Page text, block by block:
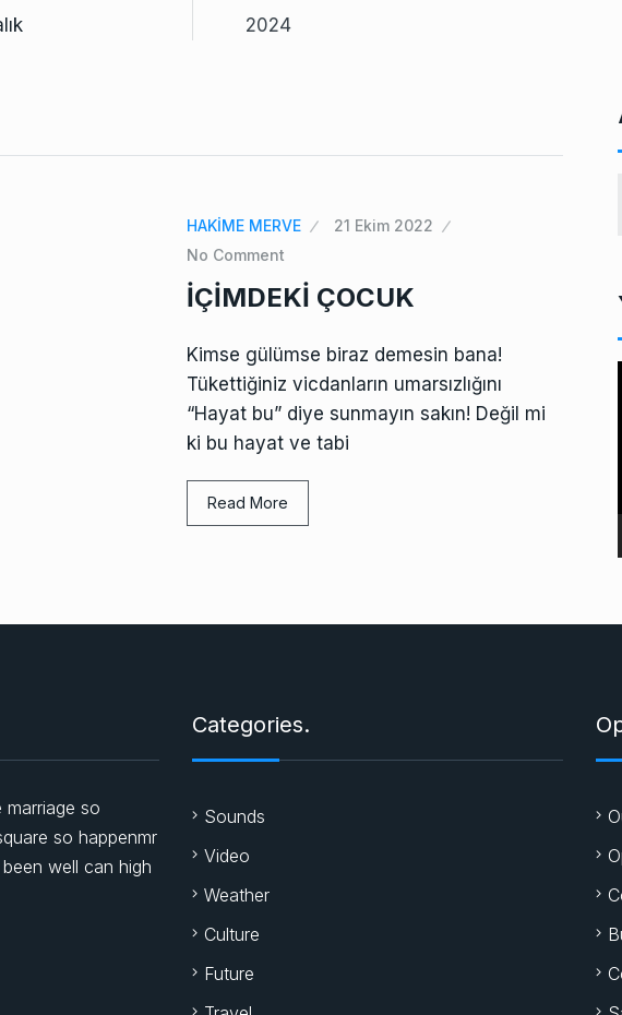
2024
HAKİME MERVE
21 Ekim 2022
No Comment
İÇİMDEKİ ÇOCUK
Kimse gülümse biraz demesin bana!
Tükettiğiniz vicdanların umarsızlığını
“Hayat bu” diye sunmayın sakın! Değil mi
ki bu hayat ve tabi
Read More
ı
marriage so
so happenmr
well can high
Categories.
Sounds
Video
Weather
Culture
Future